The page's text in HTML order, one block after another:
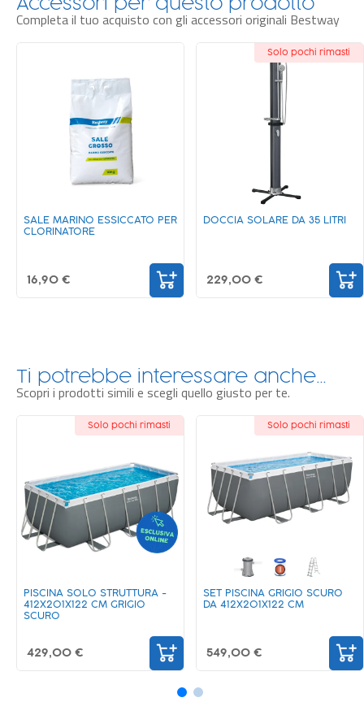
Accessori per questo prodotto
Completa il tuo acquisto con gli accessori originali Bestway
SALE MARINO ESSICCATO PER
CLORINATORE
16,90 €
Novità
Solo pochi rimasti
DOCCIA SOLARE DA 35 LITRI
229,00 €
Ti potrebbe interessare anche…
Scopri i prodotti simili e scegli quello giusto per te.
Solo pochi rimasti
SET PISCINA GRIGIO SCURO
DA 412X201X122 CM
549,00 €
Novità
SET PISCINA GRIGIO SCURO -
412X201X122 CM
717,99 €